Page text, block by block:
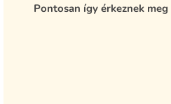
Pontosan így érkeznek